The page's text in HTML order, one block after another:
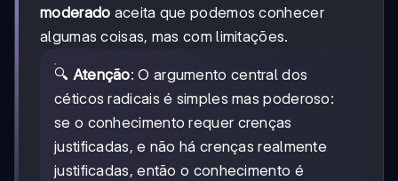
moderado aceita que podemos conhecer
algumas coisas, mas com limitações.
🔍 Atenção: O argumento central dos
céticos radicais é simples mas poderoso:
se o conhecimento requer crenças
justificadas, e não há crenças realmente
justificadas, então o conhecimento é